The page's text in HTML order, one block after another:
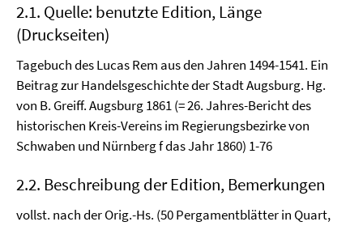
2.1. Quelle: benutzte Edition, Länge
(Druckseiten)
Tagebuch des Lucas Rem aus den Jahren 1494-1541. Ein
Beitrag zur Handelsgeschichte der Stadt Augsburg. Hg.
von B. Greiff. Augsburg 1861 (= 26. Jahres-Bericht des
historischen Kreis-Vereins im Regierungsbezirke von
Schwaben und Nürnberg f das Jahr 1860) 1-76
2.2. Beschreibung der Edition, Bemerkungen
vollst. nach der Orig.-Hs. (50 Pergamentblätter in Quart,